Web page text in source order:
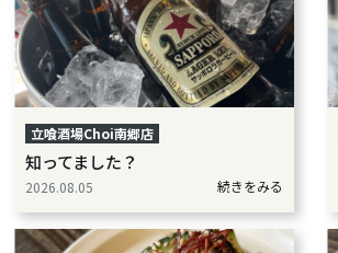
立喰酒場Choi南郷店
知ってました？
2026.08.05 続きをみる